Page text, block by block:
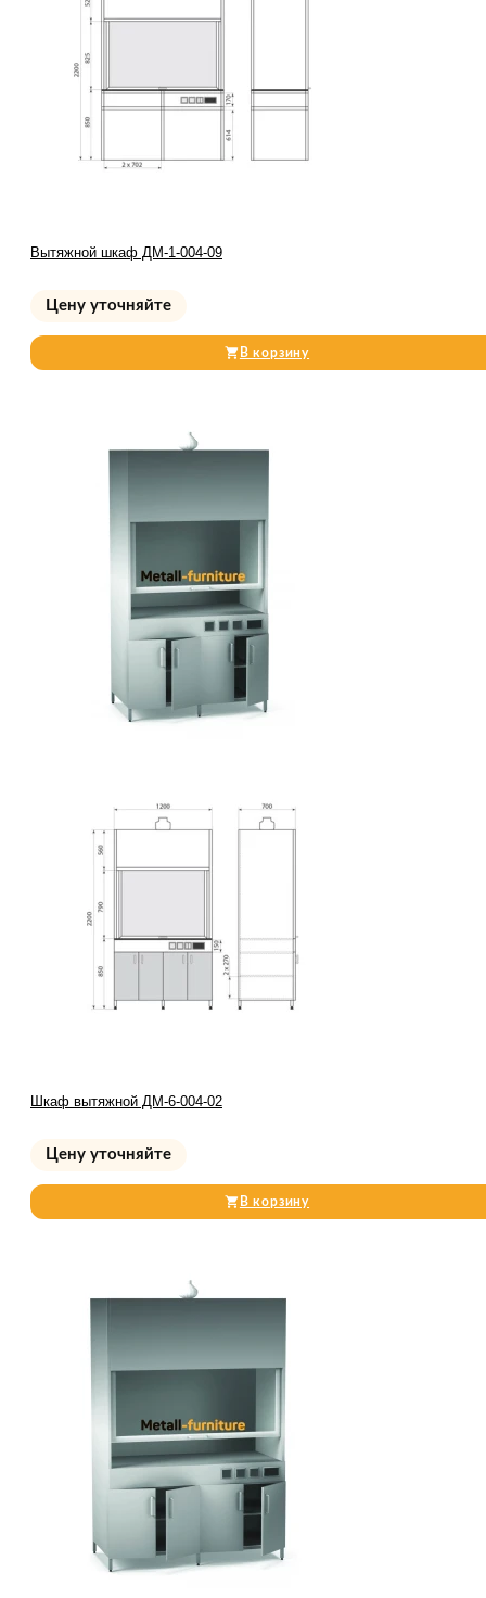
Вытяжной шкаф ДМ-1-004-09
Цену уточняйте
В корзину
Шкаф вытяжной ДМ-6-004-02
Цену уточняйте
В корзину